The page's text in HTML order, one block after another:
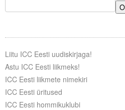
Juhendid ja väljaanded
Kontakt
Liitu meililistiga
Oskusteave
Liitu ICC Eesti uudiskirjaga!
Astu ICC Eesti liikmeks!
ICC Eesti liikmete nimekiri
ICC Eesti üritused
ICC Eesti hommikuklubi